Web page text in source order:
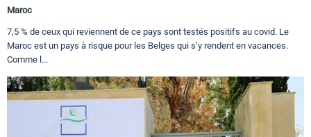
Maroc
7,5 % de ceux qui reviennent de ce pays sont testés positifs au covid. Le
Maroc est un pays à risque pour les Belges qui s’y rendent en vacances.
Comme l...